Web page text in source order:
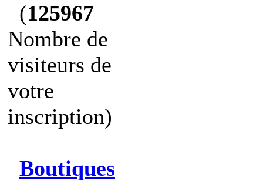
(125967
Nombre de
visiteurs de
votre
inscription)
Boutiques